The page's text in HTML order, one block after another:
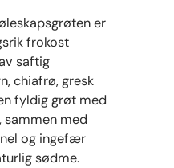
er
frokost
saftig
chiafrø, gresk
fyldig grøt med
sammen med
og ingefær
sødme.